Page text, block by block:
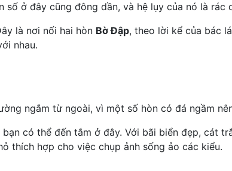
số ở đây cũng đông dần, và hệ lụy của nó là rác
là nơi nối hai hòn Bờ Đập, theo lời kể của bác
nhau.
ngắm từ ngoài, vì một số hòn có đá ngầm
có thể đến tắm ở đây. Với bãi biển đẹp, cát
thích hợp cho việc chụp ảnh sống ảo các kiểu.